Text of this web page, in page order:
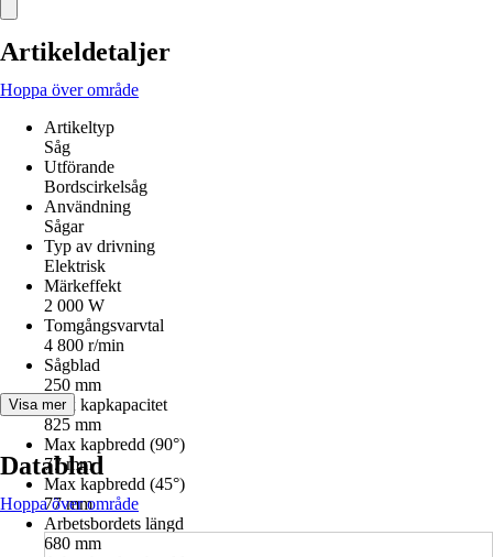
Artikeldetaljer
Hoppa över område
Artikeltyp
Såg
Utförande
Bordscirkelsåg
Användning
Sågar
Typ av drivning
Elektrisk
Märkeffekt
2 000 W
Tomgångsvarvtal
4 800 r/min
Sågblad
250 mm
Max kapkapacitet
825 mm
Max kapbredd (90°)
77 mm
Max kapbredd (45°)
77 mm
Arbetsbordets längd
680 mm
Visa mer
Datablad
Hoppa över område